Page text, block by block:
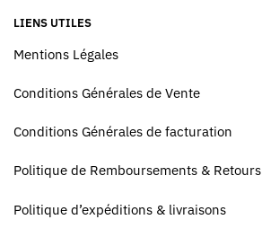
LIENS UTILES
Mentions Légales
Conditions Générales de Vente
Conditions Générales de facturation
Politique de Remboursements & Retours
Politique d’expéditions & livraisons